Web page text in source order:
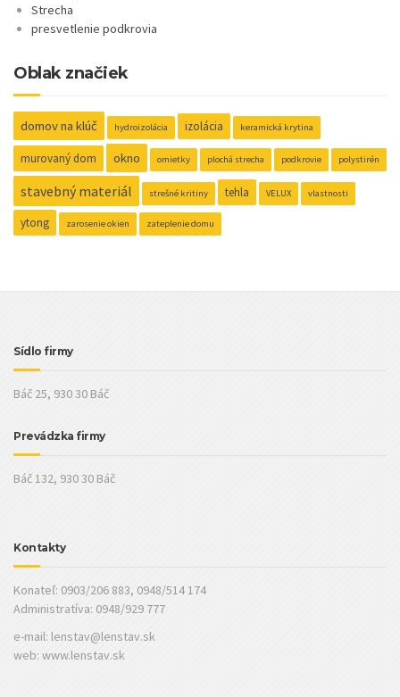
Strecha
presvetlenie podkrovia
Oblak značiek
domov na klúč hydroizolácia izolácia keramická krytina
murovaný dom okno omietky plochá strecha podkrovie polystirén
stavebný materiál strešné kritiny tehla VELUX vlastnosti
ytong zarosenie okien zateplenie domu
Sídlo firmy
Báč 25, 930 30 Báč
Prevádzka firmy
Báč 132, 930 30 Báč
Kontakty
Konateľ: 0903/206 883, 0948/514 174
Administratíva: 0948/929 777
e-mail: lenstav@lenstav.sk
web: www.lenstav.sk